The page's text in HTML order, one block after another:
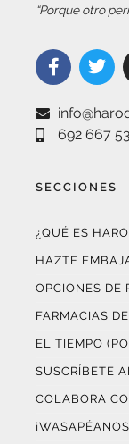
“Porque otro
692 667
SECCIONES
¿QUÉ ES
HAZTE
OPCIONES DE
FARMACIAS
EL TIEMPO
SUSCRÍBETE
COLABORA